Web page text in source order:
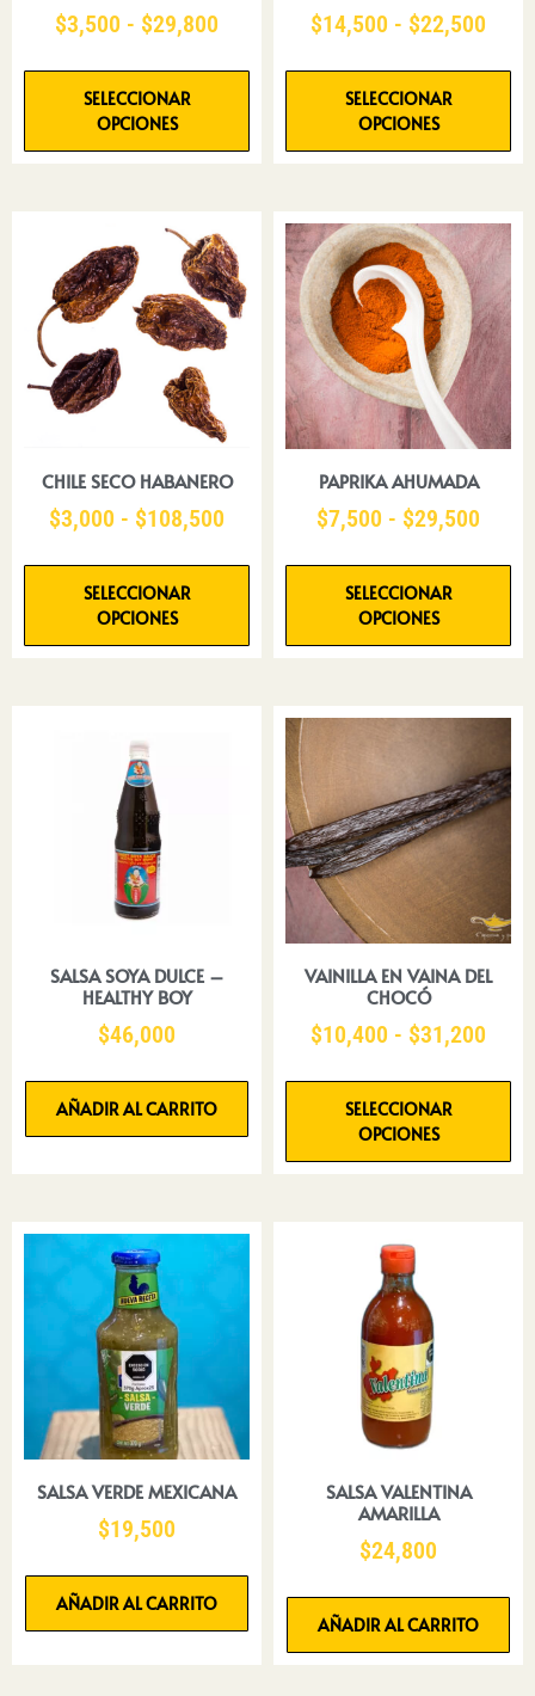
$3,500 - $29,800
SELECCIONAR
OPCIONES
$14,500 - $22,500
SELECCIONAR
OPCIONES
CHILE SECO HABANERO
$3,000 - $108,500
SELECCIONAR
OPCIONES
PAPRIKA AHUMADA
$7,500 - $29,500
SELECCIONAR
OPCIONES
SALSA SOYA DULCE –
HEALTHY BOY
$46,000
AÑADIR AL CARRITO
VAINILLA EN VAINA DEL
CHOCÓ
$10,400 - $31,200
SELECCIONAR
OPCIONES
SALSA VERDE MEXICANA
$19,500
AÑADIR AL CARRITO
SALSA VALENTINA
AMARILLA
$24,800
AÑADIR AL CARRITO